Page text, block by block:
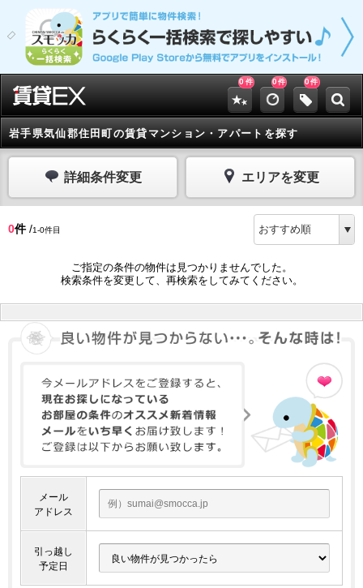
0 件 0件 0件
岩手県気仙郡住田町の賃貸マンション・アパートを探す
詳細条件変更 エリアを変更
0件/1-0件目
ご指定の条件の物件は見つかりませんでした。
検索条件を変更して、再検索をしてみてください。
メール
アドレス
引っ越し
予定日